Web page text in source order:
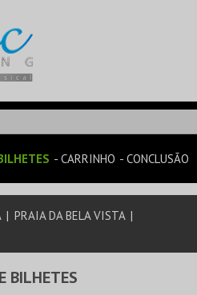
CARRINHO CONCLUSÃO
| PRAIA DA BELA VISTA |
BILHETES